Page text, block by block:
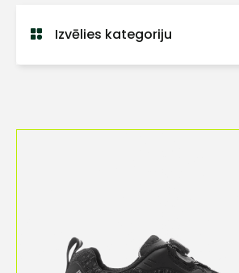
Izvēlies kategoriju